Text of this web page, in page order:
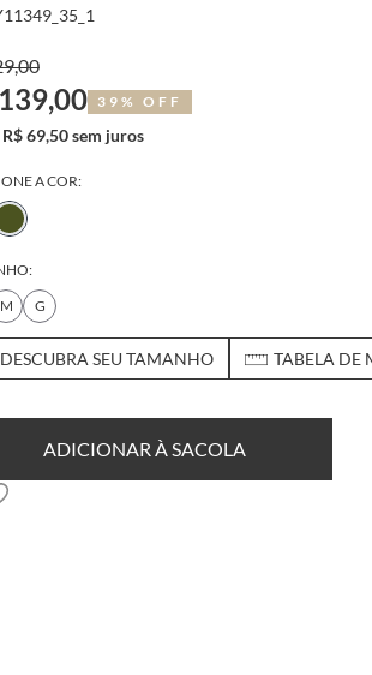
39% OFF
69,50 sem juros
A COR:
M G
DESCUBRA SEU TAMANHO TABELA DE
ADICIONAR À SACOLA